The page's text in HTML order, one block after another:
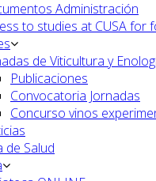
Administración
to studies at CUSA for
de Viticultura y
Publicaciones
Convocatoria Jornadas
Concurso vinos
de Salud